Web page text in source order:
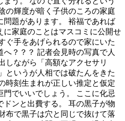
の輝度が暗く子供のころの家庭
問題があります。 裕福であれば
に家庭のことはマスコミに公開せ
ぐ手をあげられるので家にいた
へ？？？ 記者会見時の写真で人
しながら「高額なアクセサリ
というが人相では破たんをきた
時刻生まれが正しい推定と仮定
門でいいでしょう。 ここに化忌
ドンと出費する。 耳の黒子が物
布で黒子は穴と同じで抜けて落